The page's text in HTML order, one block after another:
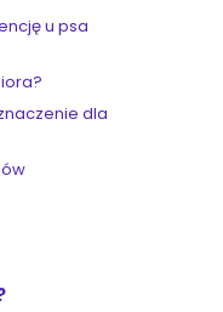
u psa
dla